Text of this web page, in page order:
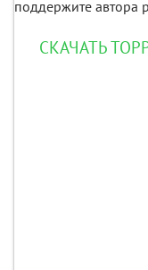
поддержите автора
СКАЧАТЬ